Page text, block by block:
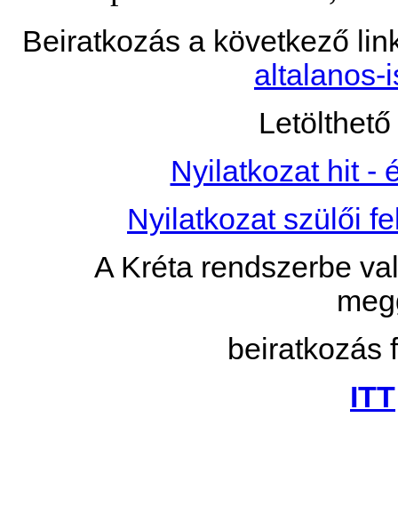
Beiratkozás a következő
altalanos-
Nyilatkozat hit -
Nyilatkozat szülői
A Kréta rendszerbe
beiratkozás
ITT